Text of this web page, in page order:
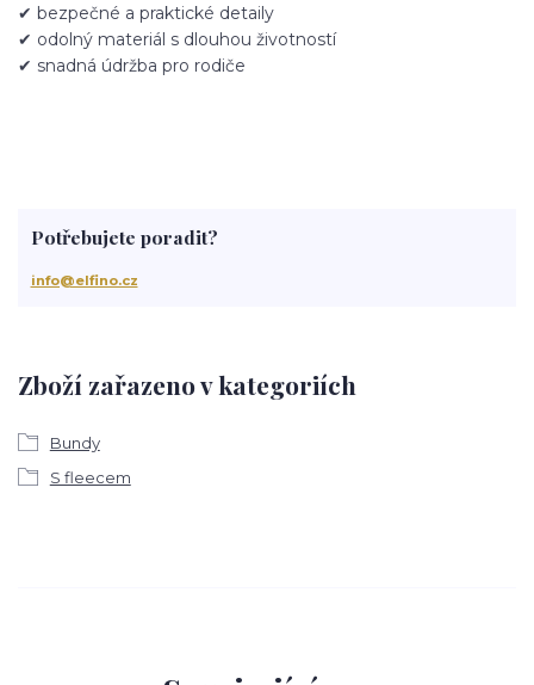
✔ bezpečné a praktické detaily
✔ odolný materiál s dlouhou životností
✔ snadná údržba pro rodiče
Zboží zařazeno v kategoriích
Bundy
S fleecem
Potřebujete poradit?
info@elfino.cz